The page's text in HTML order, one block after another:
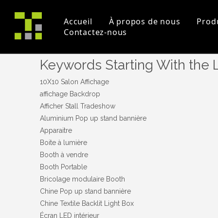
Accueil À propos de nous
Profil de la société certificats
Projet Vidéos pédagogiques
Commerce équitable un événement
Contactez-nous
Keywords Starting With the
10X10 Salon Affichage
affichage Backdrop
Afficher Stall Tradeshow
Aluminium Pop up stand bannière
Apparaitre
Boite à lumière
Booth à vendre
Booth Portable
Bricolage modulaire Booth
Chine Pop up stand bannière
Chine Textile Backlit Light Box
Écran LED intérieur